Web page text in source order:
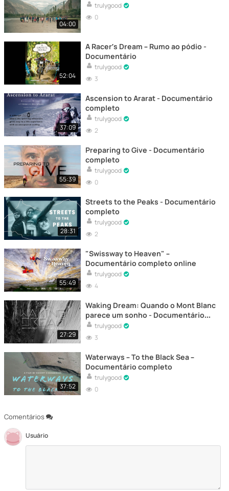
Comentários
Usuário
04:00
trulygood
0
52:04
A Racer’s Dream – Rumo ao pódio -
Documentário
trulygood
3
37:09
Ascension to Ararat - Documentário
completo
trulygood
2
55:39
Preparing to Give - Documentário
completo
trulygood
0
28:31
Streets to the Peaks - Documentário
completo
trulygood
2
55:49
"Swissway to Heaven" –
Documentário completo online
trulygood
4
27:29
Waking Dream: Quando o Mont Blanc
parece um sonho - Documentário
completo online
trulygood
3
37:52
Waterways – To the Black Sea –
Documentário completo
trulygood
0